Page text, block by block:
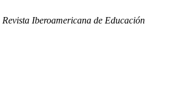
Revista Iberoamericana de Educación